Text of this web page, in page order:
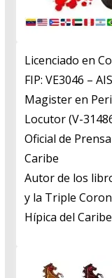
Licenciado en
FIP: VE3046 –
​Magister en
​Locutor (V-
​Oficial de
Caribe
​Autor de los
y la Triple
Hípica del